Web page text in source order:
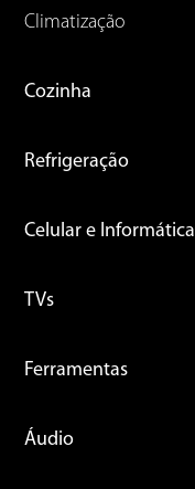
Climatização
Cozinha
Refrigeração
Celular e Informática
TVs
Ferramentas
Áudio